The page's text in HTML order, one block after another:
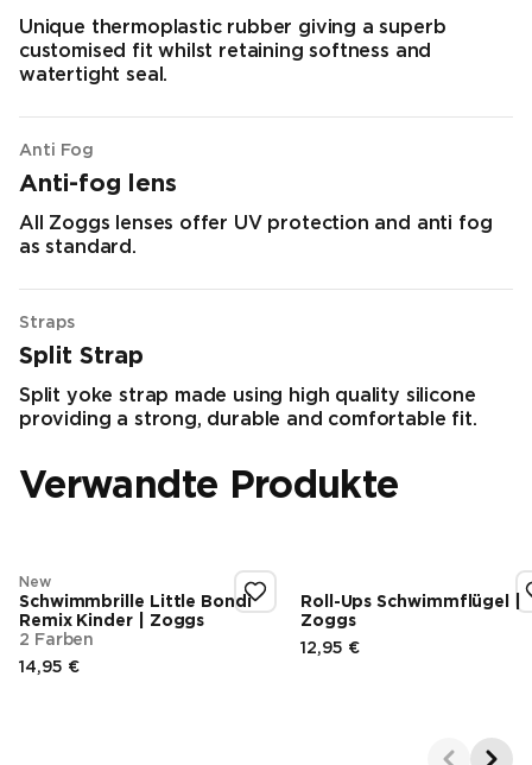
Unique thermoplastic rubber giving a superb
customised fit whilst retaining softness and
watertight seal.
Anti Fog
Anti-fog lens
All Zoggs lenses offer UV protection and anti fog
as standard.
Straps
Split Strap
Split yoke strap made using high quality silicone
providing a strong, durable and comfortable fit.
Verwandte Produkte
New
Schwimmbrille Little Bondi
Remix Kinder | Zoggs
2 Farben
14,95 €
Endpreis
Roll-Ups Schwimmflügel |
Zoggs
12,95 €
Endpreis